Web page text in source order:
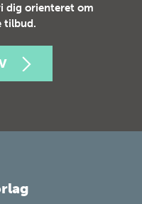
dig orienteret om
tilbud.